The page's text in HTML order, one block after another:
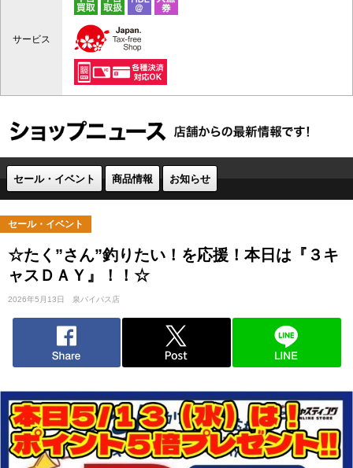
サービス
セール・イベント 商品情報 お知らせ
セール・イベント
☆たく”さん”釣りたい！を応援！本日は『３キ
ャスＤＡＹ』！！☆
2026年5月13日 泉バイパス店